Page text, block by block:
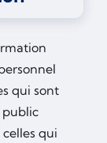
qui sont
public
qui